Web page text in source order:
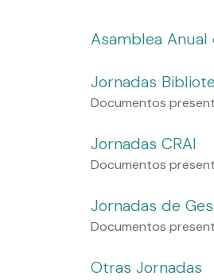
Asamblea Anual
Jornadas
Documentos
Jornadas CRAI
Documentos
Jornadas de
Documentos
Otras Jornadas